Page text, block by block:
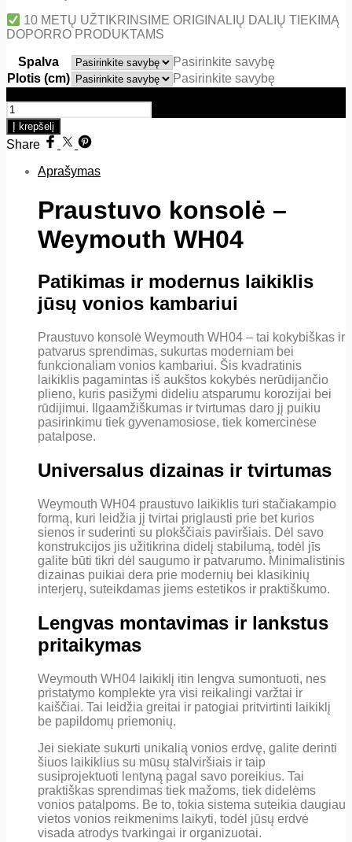
10 METŲ UŽTIKRINSIME ORIGINALIŲ DALIŲ TIEKIMĄ
DOPORRO PRODUKTAMS
Spalva
Pasirinkite savybę
Plotis (cm)
Pasirinkite savybę
Į krepšelį
Share
Aprašymas
Praustuvo konsolė –
Weymouth WH04
Patikimas ir modernus laikiklis
jūsų vonios kambariui
Praustuvo konsolė Weymouth WH04 – tai kokybiškas ir
patvarus sprendimas, sukurtas moderniam bei
funkcionaliam vonios kambariui. Šis kvadratinis
laikiklis pagamintas iš aukštos kokybės nerūdijančio
plieno, kuris pasižymi dideliu atsparumu korozijai bei
rūdijimui. Ilgaamžiškumas ir tvirtumas daro jį puikiu
pasirinkimu tiek gyvenamosiose, tiek komercinėse
patalpose.
Universalus dizainas ir tvirtumas
Weymouth WH04 praustuvo laikiklis turi stačiakampio
formą, kuri leidžia jį tvirtai priglausti prie bet kurios
sienos ir suderinti su plokščiais paviršiais. Dėl savo
konstrukcijos jis užitikrina didelį stabilumą, todėl jīs
galite būti tikri dėl saugumo ir patvarumo. Minimalistinis
dizainas puikiai dera prie modernių bei klasikinių
interjerų, suteikdamas jiems estetikos ir praktiškumo.
Lengvas montavimas ir lankstus
pritaikymas
Weymouth WH04 laikiklį itin lengva sumontuoti, nes
pristatymo komplekte yra visi reikalingi varžtai ir
kaiščiai. Tai leidžia greitai ir patogiai pritvirtinti laikiklį
be papildomų priemonių.
Jei siekiate sukurti unikalią vonios erdvę, galite derinti
šiuos laikiklius su mūsų stalviršiais ir taip
susiprojektuoti lentyną pagal savo poreikius. Tai
praktiškas sprendimas tiek mažoms, tiek didelėms
vonios patalpoms. Be to, tokia sistema suteikia daugiau
vietos vonios reikmenims laikyti, todėl jūsų erdvė
visada atrodys tvarkingai ir organizuotai.